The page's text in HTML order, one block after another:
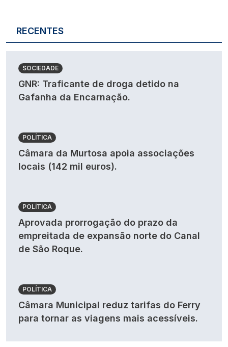
RECENTES
SOCIEDADE
GNR: Traficante de droga detido na
Gafanha da Encarnação.
POLÍTICA
Câmara da Murtosa apoia associações
locais (142 mil euros).
POLÍTICA
Aprovada prorrogação do prazo da
empreitada de expansão norte do Canal
de São Roque.
POLÍTICA
Câmara Municipal reduz tarifas do Ferry
para tornar as viagens mais acessíveis.